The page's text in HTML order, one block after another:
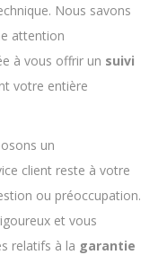
Nous savons
attention
à vous offrir un suivi
votre entière
un
client reste à votre
ou préoccupation.
et vous
relatifs à la garantie